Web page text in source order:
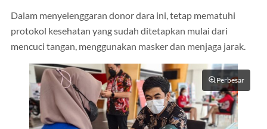
Dalam menyelenggaran donor dara ini, tetap mematuhi
protokol kesehatan yang sudah ditetapkan mulai dari
mencuci tangan, menggunakan masker dan menjaga jarak.
Perbesar